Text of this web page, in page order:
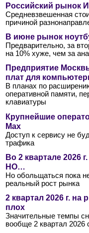
Российский рынок
Средневзвешенная
причиной
В июне рынок
Предварительно, за
на 10% хуже, чем за
Предприятие
плат для
В планах по
оперативной памяти,
клавиатуры
Крупнейшие
Мах
Доступ к сервису не
трафика
Во 2 квартале 2026
НО…
Но обольщаться пока
реальный рост рынка
2 квартал 2026 г.
плох
Значительные темпы
вообще 2 квартал 2026